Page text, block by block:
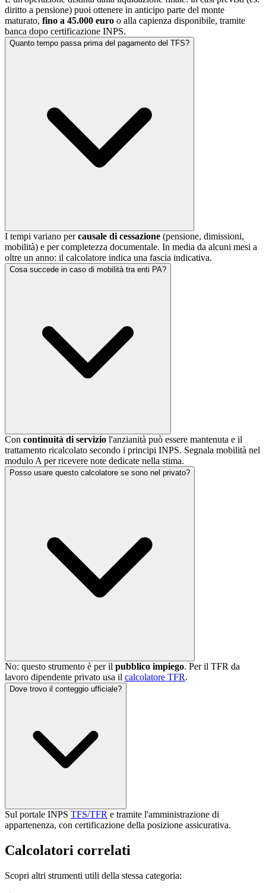
diritto a pensione) puoi ottenere in anticipo parte del monte
maturato, fino a 45.000 euro o alla capienza disponibile, tramite
banca dopo certificazione INPS.
Quanto tempo passa prima del pagamento del TFS?
I tempi variano percausale di cessazione (pensione, dimissioni,
mobilità) e per completezza documentale. In media da alcuni mesi a
oltre un anno: il calcolatore indica una fascia indicativa.
Cosa succede in caso di mobilità tra enti PA?
Con continuità di servizio l'anzianità può essere mantenuta e il
trattamento ricalcolato secondo i principi INPS. Segnala mobilità nel
modulo A per ricevere note dedicate nella stima.
Posso usare questo calcolatore se sono nel privato?
No: questo strumento è per il pubblico impiego. Per il TFR da
lavoro dipendente privato usa il calcolatore TFR.
Dove trovo il conteggio ufficiale?
Sul portale INPS TFS/TFR e tramite l'amministrazione di
appartenenza, con certificazione della posizione assicurativa.
Calcolatori correlati
Scopri altri strumenti utili della stessa categoria: